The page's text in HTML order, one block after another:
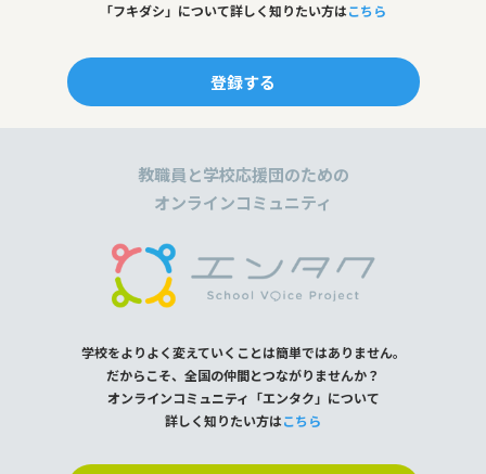
「フキダシ」について詳しく知りたい方はこちら
登録する
教職員と学校応援団のための
オンラインコミュニティ
学校をよりよく変えていくことは簡単ではありません。
だからこそ、全国の仲間とつながりませんか？
オンラインコミュニティ「エンタク」について
詳しく知りたい方はこちら